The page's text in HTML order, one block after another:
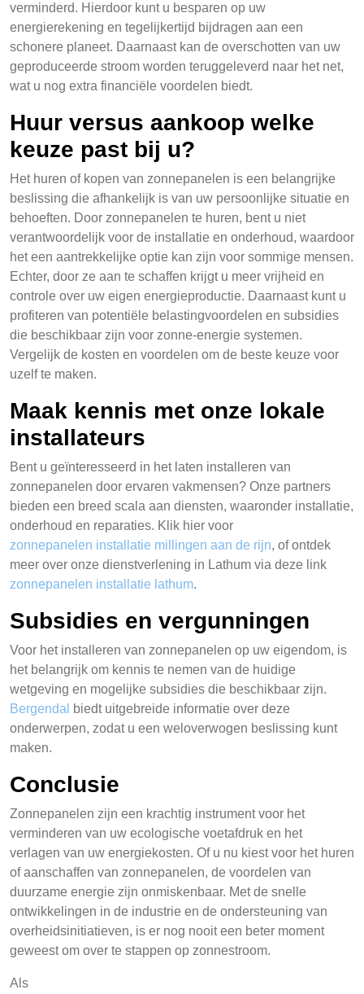
verminderd. Hierdoor kunt u besparen op uw
energierekening en tegelijkertijd bijdragen aan een
schonere planeet. Daarnaast kan de overschotten van uw
geproduceerde stroom worden teruggeleverd naar het net,
wat u nog extra financiële voordelen biedt.
Huur versus aankoop welke
keuze past bij u?
Het huren of kopen van zonnepanelen is een belangrijke
beslissing die afhankelijk is van uw persoonlijke situatie en
behoeften. Door zonnepanelen te huren, bent u niet
verantwoordelijk voor de installatie en onderhoud, waardoor
het een aantrekkelijke optie kan zijn voor sommige mensen.
Echter, door ze aan te schaffen krijgt u meer vrijheid en
controle over uw eigen energieproductie. Daarnaast kunt u
profiteren van potentiële belastingvoordelen en subsidies
die beschikbaar zijn voor zonne-energie systemen.
Vergelijk de kosten en voordelen om de beste keuze voor
uzelf te maken.
Maak kennis met onze lokale
installateurs
Bent u geïnteresseerd in het laten installeren van
zonnepanelen door ervaren vakmensen? Onze partners
bieden een breed scala aan diensten, waaronder installatie,
onderhoud en reparaties. Klik hier voor
zonnepanelen installatie millingen aan de rijn, of ontdek
meer over onze dienstverlening in Lathum via deze link
zonnepanelen installatie lathum.
Subsidies en vergunningen
Voor het installeren van zonnepanelen op uw eigendom, is
het belangrijk om kennis te nemen van de huidige
wetgeving en mogelijke subsidies die beschikbaar zijn.
Bergendal
biedt uitgebreide informatie over deze
onderwerpen, zodat u een weloverwogen beslissing kunt
maken.
Conclusie
Zonnepanelen zijn een krachtig instrument voor het
verminderen van uw ecologische voetafdruk en het
verlagen van uw energiekosten. Of u nu kiest voor het huren
of aanschaffen van zonnepanelen, de voordelen van
duurzame energie zijn onmiskenbaar. Met de snelle
ontwikkelingen in de industrie en de ondersteuning van
overheidsinitiatieven, is er nog nooit een beter moment
geweest om over te stappen op zonnestroom.
Als